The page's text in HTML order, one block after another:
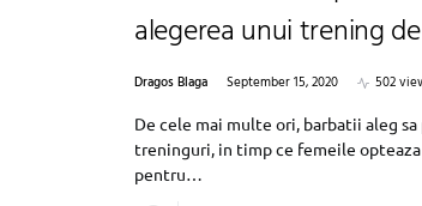
alegerea unui trening
Dragos Blaga September 15, 2020
502
De cele mai multe ori, barbatii aleg sa
treninguri, in timp ce femeile
pentru…